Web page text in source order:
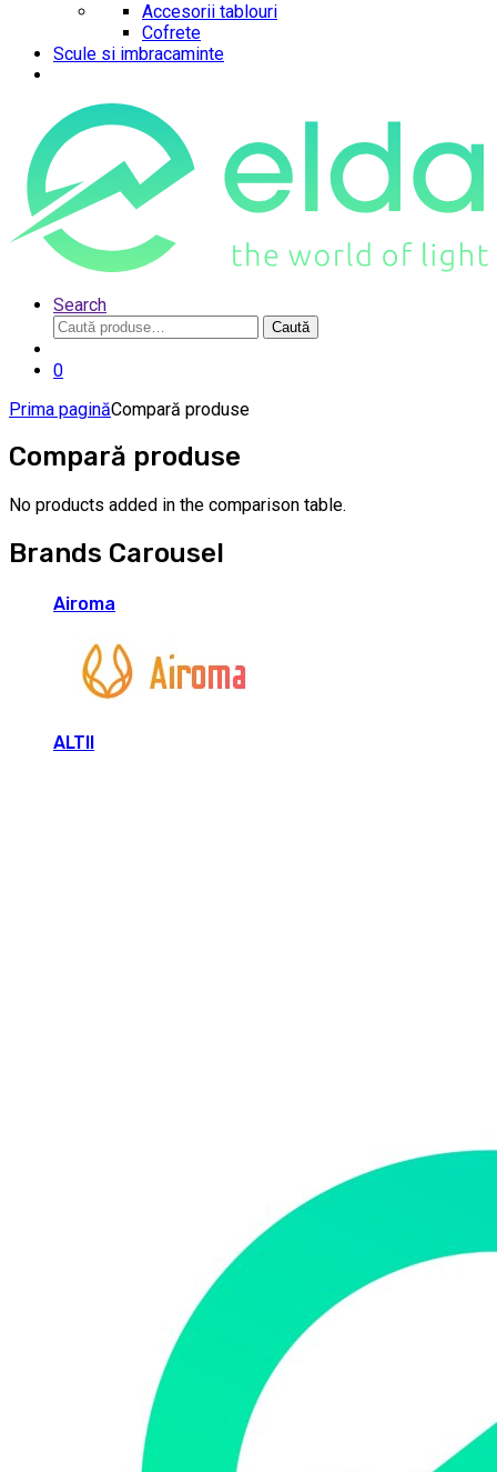
Accesorii tablouri
Cofrete
Scule si imbracaminte
Search
Caută
după:
Caută
0
Prima paginăCompară produse
Compară produse
No products added in the comparison table.
Brands Carousel
Airoma
ALTII